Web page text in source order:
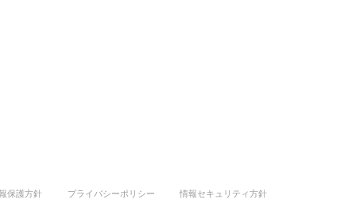
保護方針 プライバシーポリシー 情報セキュリティ方針